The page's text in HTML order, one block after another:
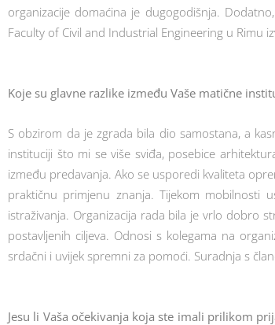
organizacije domaćina je dugogodišnja.
Faculty of Civil and Industrial Engineering u Rimu
Koje su glavne razlike između Vaše matične
S obzirom da je zgrada bila dio samostana, a
instituciji što mi se više sviđa, posebice
između predavanja. Ako se usporedi kvaliteta
praktičnu primjenu znanja. Tijekom
istraživanja. Organizacija rada bila je vrlo dobro
postavljenih ciljeva. Odnosi s kolegama na
srdačni i uvijek spremni za pomoći. Suradnja s
Jesu li Vaša očekivanja koja ste imali prilikom